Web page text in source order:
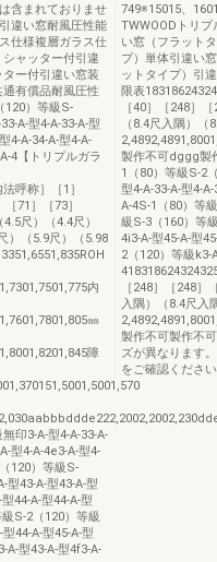
含まれておりませ
違い窓耐風圧性能
仕様複層ガラス仕
ャッター付引違
ー付引違い窓装
有償品耐風圧性
120）等級S-
A-型4-A-33-A-型
4-A-34-A-型4-A-
4【トリプルガラ
呼称］［1］
71］［73］
尺）（4.4尺）
）（5.9尺）（5.98
内
㎜
障
印3-A-型4-A-33-A-
型4-A-4e3-A-型4-
120）等級S-
型43-A-型43-A-型
44-A-型44-A-型
S-2（120）等級
44-A-型45-A-型
A-型43-A-型4f3-A-
749※15015、
TWWOODトリ
い窓（フラット
プ）単体引違い
ットタイプ）引
限表
［40］［248］
（8.4尺入隅）
製作不可dggg製
1（80）等級S-2
型4-A-33-A-型4-
A-4S-1（80）等
級S-3（160）等
4i3-A-型45-A-型
2（120）等級k3-
［248］［248
入隅）（8.4尺入
製作不可製作不
ズが異なります
をご確認くださ